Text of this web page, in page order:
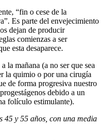
“fin o cese de la
Es parte del envejecimiento
dejan de producir
comienzas a ser
esta desaparece.
la mañana (a no ser que sea
la quimio o por una cirugía
de forma progresiva nuestro
debido a un
folículo estimulante).
45 y 55 años, con una media